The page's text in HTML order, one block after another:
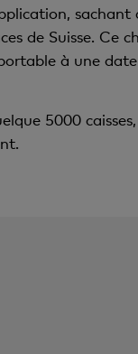
de Suisse. Ce
à une
5000